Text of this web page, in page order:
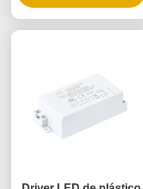
iluminação interior